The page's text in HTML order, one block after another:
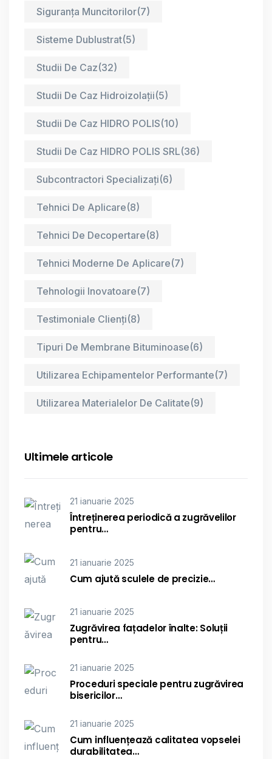
Siguranța Muncitorilor(7)
Sisteme Dublustrat(5)
Studii De Caz(32)
Studii De Caz Hidroizolații(5)
Studii De Caz HIDRO POLIS(10)
Studii De Caz HIDRO POLIS SRL(36)
Subcontractori Specializați(6)
Tehnici De Aplicare(8)
Tehnici De Decopertare(8)
Tehnici Moderne De Aplicare(7)
Tehnologii Inovatoare(7)
Testimoniale Clienți(8)
Tipuri De Membrane Bituminoase(6)
Utilizarea Echipamentelor Performante(7)
Utilizarea Materialelor De Calitate(9)
Ultimele articole
21 ianuarie 2025
Întreținerea periodică a zugrăvelilor
pentru…
21 ianuarie 2025
Cum ajută sculele de precizie…
21 ianuarie 2025
Zugrăvirea fațadelor înalte: Soluții
pentru…
21 ianuarie 2025
Proceduri speciale pentru zugrăvirea
bisericilor…
21 ianuarie 2025
Cum influențează calitatea vopselei
durabilitatea…